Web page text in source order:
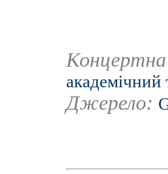
Концертна
академічний
Джерело: